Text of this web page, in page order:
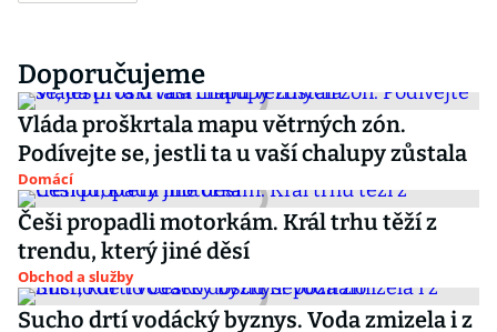
Doporučujeme
Vláda proškrtala mapu větrných zón.
Podívejte se, jestli ta u vaší chalupy zůstala
Domácí
Češi propadli motorkám. Král trhu těží z
trendu, který jiné děsí
Obchod a služby
Sucho drtí vodácký byznys. Voda zmizela i z